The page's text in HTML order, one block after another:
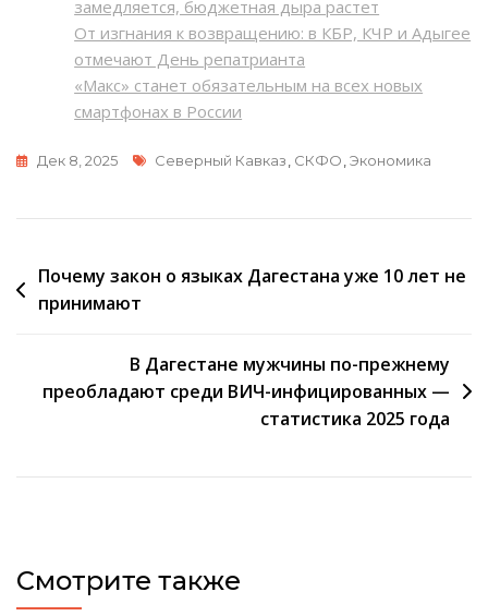
замедляется, бюджетная дыра растет
От изгнания к возвращению: в КБР, КЧР и Адыгее
отмечают День репатрианта
«Макс» станет обязательным на всех новых
смартфонах в России
Дек 8, 2025 Метки
Северный Кавказ СКФО Экономика
Навигация
по
Почему закон о языках Дагестана уже 10 лет не
принимают
В Дагестане мужчины по-прежнему
преобладают среди ВИЧ-инфицированных —
статистика 2025 года
Смотрите также